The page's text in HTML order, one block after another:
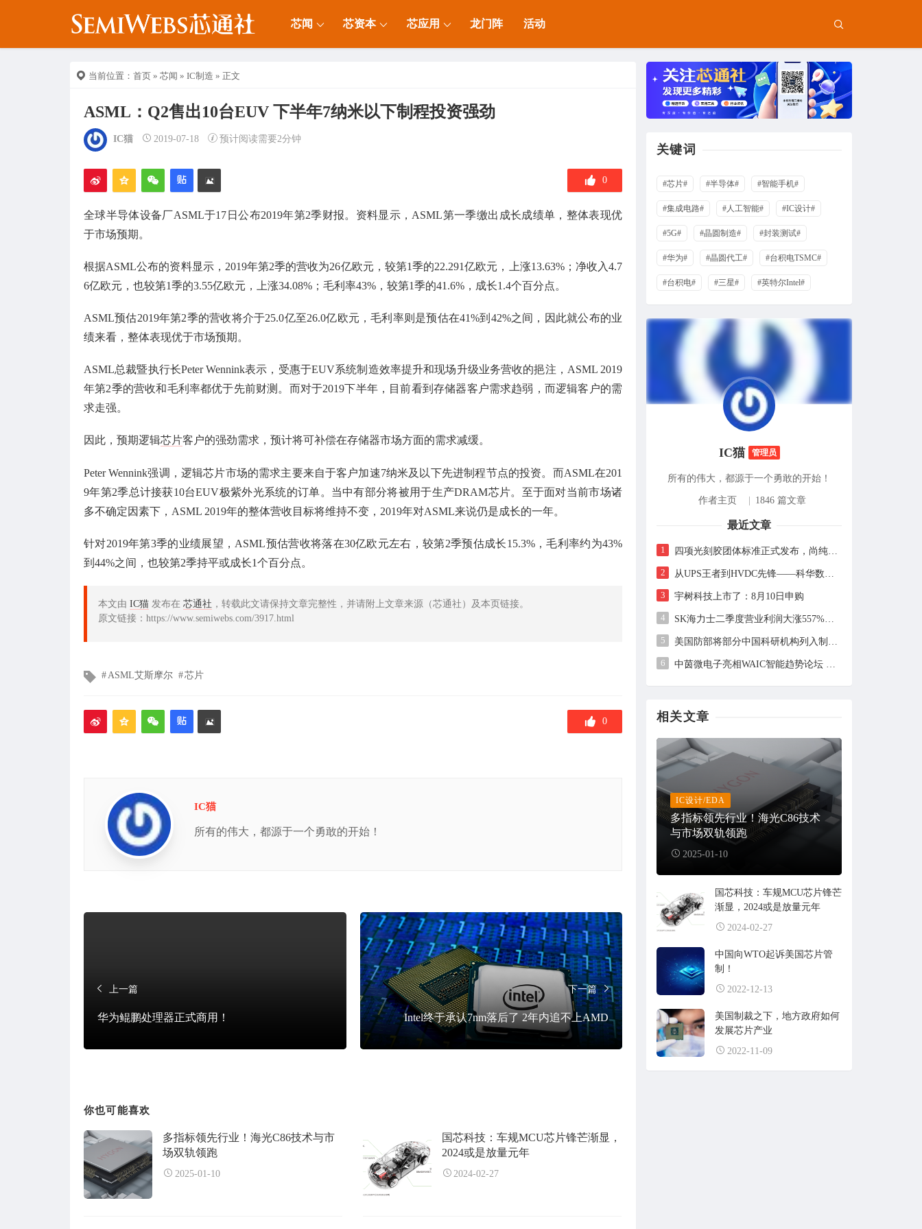
芯闻 芯资本 芯应用 龙门阵 活动
当前位置： 首页 » 芯闻 » IC制造 » 正文
ASML：Q2售出10台EUV 下半年7纳米以下制程投资强劲
IC猫 2019-07-18 预计阅读需要2分钟
0
全球半导体设备厂ASML于17日公布2019年第2季财报。资料显示，ASML第一季缴出成长成绩单，整体表现优
于市场预期。
根据ASML公布的资料显示，2019年第2季的营收为26亿欧元，较第1季的22.291亿欧元，上涨13.63%；净收入4.7
6亿欧元，也较第1季的3.55亿欧元，上涨34.08%；毛利率43%，较第1季的41.6%，成长1.4个百分点。
ASML预估2019年第2季的营收将介于25.0亿至26.0亿欧元，毛利率则是预估在41%到42%之间，因此就公布的业
绩来看，整体表现优于市场预期。
ASML总裁暨执行长Peter Wennink表示，受惠于EUV系统制造效率提升和现场升级业务营收的挹注，ASML 2019
年第2季的营收和毛利率都优于先前财测。而对于2019下半年，目前看到存储器客户需求趋弱，而逻辑客户的需
求走强。
因此，预期逻辑芯片客户的强劲需求，预计将可补偿在存储器市场方面的需求减缓。
Peter Wennink强调，逻辑芯片市场的需求主要来自于客户加速7纳米及以下先进制程节点的投资。而ASML在201
9年第2季总计接获10台EUV极紫外光系统的订单。当中有部分将被用于生产DRAM芯片。至于面对当前市场诸
多不确定因素下，ASML 2019年的整体营收目标将维持不变，2019年对ASML来说仍是成长的一年。
针对2019年第3季的业绩展望，ASML预估营收将落在30亿欧元左右，较第2季预估成长15.3%，毛利率约为43%
到44%之间，也较第2季持平或成长1个百分点。
本文由 IC猫 发布在 芯通社 ，转载此文请保持文章完整性，并请附上文章来源（芯通社）及本页链接。
原文链接：https://www.semiwebs.com/3917.html
文
签
ASML艾斯摩尔 芯片
0
IC猫
所有的伟大，都源于一个勇敢的开始！
上一篇
华为鲲鹏处理器正式商用！
下一篇
Intel终于承认7nm落后了 2年内追不上AMD
你也可能喜欢
多指标领先行业！海光C86技术与市
场双轨领跑
2025-01-10
国芯科技：车规MCU芯片锋芒渐显，
2024或是放量元年
2024-02-27
关键词
#芯片# #半导体# #智能手机#
#集成电路# #人工智能# #IC设计#
#5G# #晶圆制造# #封装测试#
#华为# #晶圆代工# #台积电TSMC#
#台积电# #三星# #英特尔Intel#
IC猫 管理员
所有的伟大，都源于一个勇敢的开始！
作者主页 1846 篇文章
最近文章
1 四项光刻胶团体标准正式发布，尚纯智造以设备商身份跻身标准起草席
2 从UPS王者到HVDC先锋——科华数据的“时代转身”
3 宇树科技上市了：8月10日申购
4 SK海力士二季度营业利润大涨557%，但未及市场预期
5 美国防部将部分中国科研机构列入制裁清单，中方回应
6 中茵微电子亮相WAIC智能趋势论坛 AI ASIC芯片定制平台赋能工业AI落地
相关文章
IC设计/EDA
多指标领先行业！海光C86技术
与市场双轨领跑
2025-01-10
国芯科技：车规MCU芯片锋芒
渐显，2024或是放量元年
2024-02-27
中国向WTO起诉美国芯片管
制！
2022-12-13
美国制裁之下，地方政府如何
发展芯片产业
2022-11-09